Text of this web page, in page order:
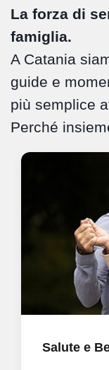
La forza di
famiglia.
A Catania
guide e
più semplice
Perché
Salute e